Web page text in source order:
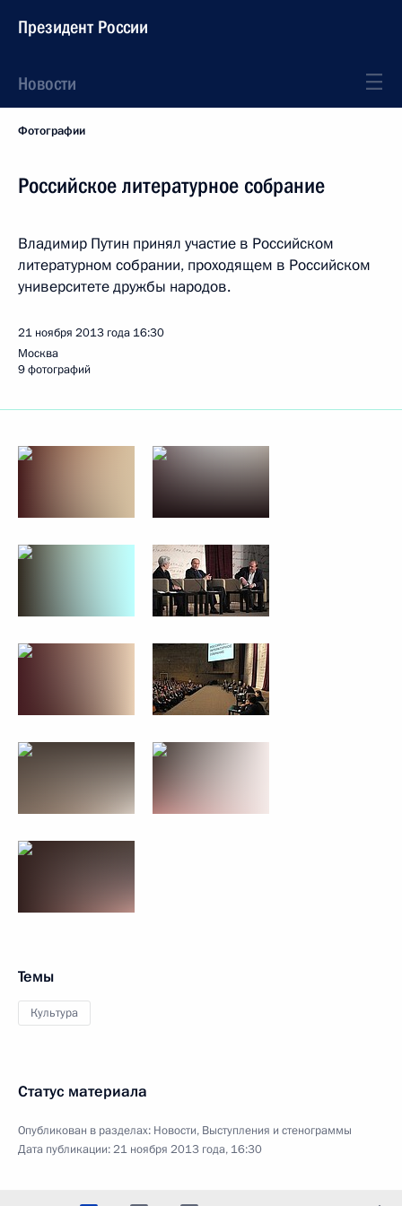
Президент России
Новости
Фотографии
Российское литературное собрание
Владимир Путин принял участие в Российском
литературном собрании, проходящем в Российском
университете дружбы народов.
21 ноября 2013 года 16:30
Москва
9 фотографий
Темы
Культура
Статус материала
Опубликован в разделах: Новости, Выступления и стенограммы
Дата публикации:21 ноября 2013 года, 16:30